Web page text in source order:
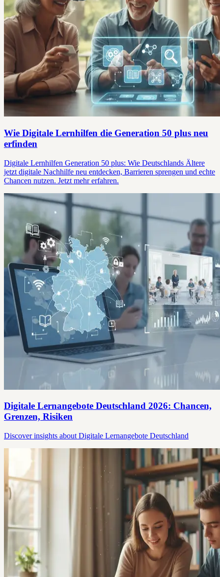
Wie Digitale Lernhilfen die Generation 50 plus neu
erfinden
Digitale Lernhilfen Generation 50 plus: Wie Deutschlands Ältere
jetzt digitale Nachhilfe neu entdecken, Barrieren sprengen und echte
Chancen nutzen. Jetzt mehr erfahren.
Digitale Lernangebote Deutschland 2026: Chancen,
Grenzen, Risiken
Discover insights about Digitale Lernangebote Deutschland